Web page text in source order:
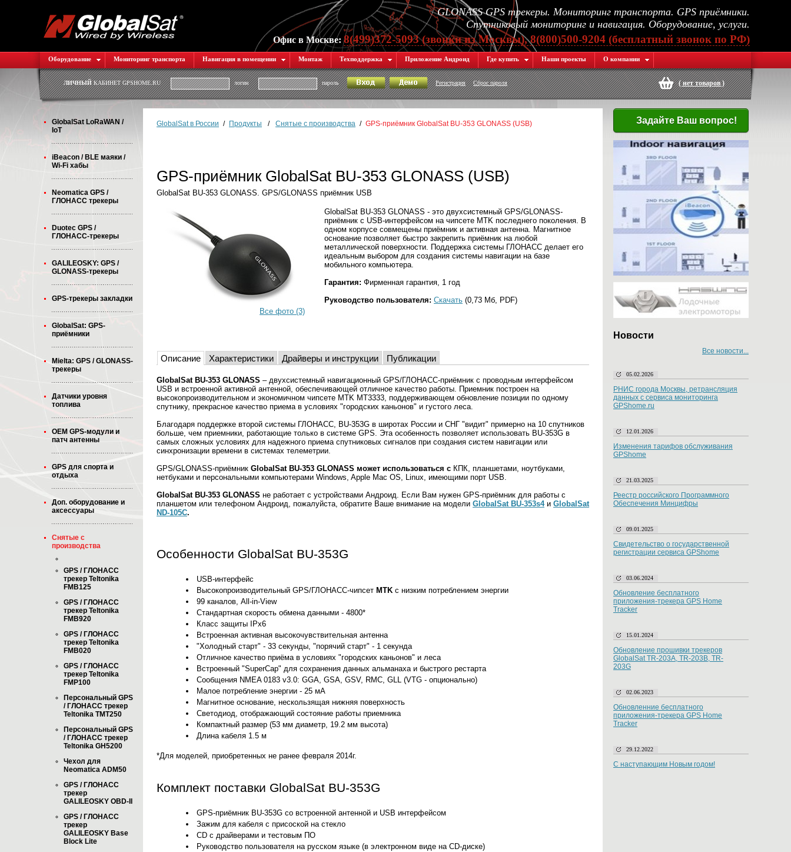
GLONASS GPS трекеры. Мониторинг транспорта. GPS приёмники.
Спутниковый мониторинг и навигация. Оборудование, услуги.
Офис в Москве:8(499)372-5093 (звонки из Москвы), 8(800)500-9204 (бесплатный звонок по РФ)
Оборудование Мониторинг транспорта Навигация в помещении Монтаж Техподдержка Приложение Андроид Где купить Наши проекты О компании
ЛИЧНЫЙКАБИНЕТ GPSHOME.RU логин пароль Регистрация Сброс пароля (нет товаров)
GlobalSat LoRaWAN /
IoT
iBeacon / BLE маяки /
Wi-Fi хабы
Neomatica GPS /
ГЛОНАСС трекеры
Duotec GPS /
ГЛОНАСС-трекеры
GALILEOSKY: GPS /
GLONASS-трекеры
GPS-трекеры закладки
GlobalSat: GPS-
приёмники
Mielta: GPS / GLONASS-
трекеры
Датчики уровня
топлива
OEM GPS-модули и
патч антенны
GPS для спорта и
отдыха
Доп. оборудование и
аксессуары
Снятые с
производства
GPS / ГЛОНАСС
трекер Teltonika
FMB125
GPS / ГЛОНАСС
трекер Teltonika
FMB920
GPS / ГЛОНАСС
трекер Teltonika
FMB020
GPS / ГЛОНАСС
трекер Teltonika
FMP100
Персональный GPS
/ ГЛОНАСС трекер
Teltonika TMT250
Персональный GPS
/ ГЛОНАСС трекер
Teltonika GH5200
Чехол для
Neomatica ADM50
GPS / ГЛОНАСС
трекер
GALILEOSKY OBD-II
GPS / ГЛОНАСС
трекер
GALILEOSKY Base
Block Lite
GlobalSat в России / Продукты / Снятые с производства / GPS-приёмник GlobalSat BU-353 GLONASS (USB)
GPS-приёмник GlobalSat BU-353 GLONASS (USB)
GlobalSat BU-353 GLONASS. GPS/GLONASS приёмник USB
Все фото (3)
GlobalSat BU-353 GLONASS - это двухсистемный GPS/GLONASS-
приёмник с USB-интерфейсом на чипсете MTK последнего поколения. В
одном корпусе совмещены приёмник и активная антенна. Магнитное
основание позволяет быстро закрепить приёмник на любой
металлической поверхности. Поддержка системы ГЛОНАСС делает его
идеальным выбором для создания системы навигации на базе
мобильного компьютера.
Гарантия: Фирменная гарантия, 1 год
Руководство пользователя: Скачать (0,73 Мб, PDF)
Описание Характеристики Драйверы и инструкции Публикации
GlobalSat BU-353 GLONASS – двухсистемный навигационный GPS/ГЛОНАСС-приёмник с проводным интерфейсом
USB и встроенной активной антенной, обеспечивающей отличное качество работы. Приемник построен на
высокопроизводительном и экономичном чипсете MTK MT3333, поддерживающем обновление позиции по одному
спутнику, прекрасное качество приема в условиях "городских каньонов" и густого леса.
Благодаря поддержке второй системы ГЛОНАСС, BU-353G в широтах России и СНГ "видит" примерно на 10 спутников
больше, чем приемники, работающие только в системе GPS. Эта особенность позволяет использовать BU-353G в
самых сложных условиях для надежного приема спутниковых сигналов при создания систем навигации или
синхронизации времени в системах телеметрии.
GPS/GLONASS-приёмник GlobalSat BU-353 GLONASS может использоваться с КПК, планшетами, ноутбуками,
нетбуками и персональными компьютерами Windows, Apple Mac OS, Linux, имеющими порт USB.
GlobalSat BU-353 GLONASS не работает с устройствами Андроид. Если Вам нужен GPS-приёмник для работы с
планшетом или телефоном Андроид, пожалуйста, обратите Ваше внимание на модели GlobalSat BU-353s4и GlobalSat
ND-105C.
Особенности GlobalSat BU-353G
USB-интерфейс
Высокопроизводительный GPS/ГЛОНАСС-чипсет MTK с низким потреблением энергии
99 каналов, All-in-View
Стандартная скорость обмена данными - 4800*
Класс защиты IPx6
Встроенная активная высокочувствительная антенна
"Холодный старт" - 33 секунды, "порячий старт" - 1 секунда
Отличное качество приёма в условиях "городских каньонов" и леса
Встроенный "SuperCap" для сохранения данных альманаха и быстрого рестарта
Сообщения NMEA 0183 v3.0: GGA, GSA, GSV, RMC, GLL (VTG - опционально)
Малое потребление энергии - 25 мА
Магнитное основание, нескользящая нижняя поверхность
Светодиод, отображающий состояние работы приемника
Компактный размер (53 мм диаметр, 19.2 мм высота)
Длина кабеля 1.5 м
*Для моделей, приобретенных не ранее февраля 2014г.
Комплект поставки GlobalSat BU-353G
GPS-приёмник BU-353G со встроенной антенной и USB интерфейсом
Зажим для кабеля с присоской на стекло
CD с драйверами и тестовым ПО
Руководство пользователя на русском языке (в электронном виде на CD-диске)
Задайте Ваш вопрос!
Новости
Все новости...
05.02.2026
РНИС города Москвы, ретрансляция
данных с сервиса мониторинга
GPShome.ru
12.01.2026
Изменения тарифов обслуживания
GPShome
21.03.2025
Реестр российского Программного
Обеспечения Минцифры
09.01.2025
Свидетельство о государственной
регистрации сервиса GPShome
03.06.2024
Обновление бесплатного
приложения-трекера GPS Home
Tracker
15.01.2024
Обновление прошивки трекеров
GlobalSat TR-203A, TR-203B, TR-
203G
02.06.2023
Обновленние бесплатного
приложения-трекера GPS Home
Tracker
29.12.2022
С наступающим Новым годом!